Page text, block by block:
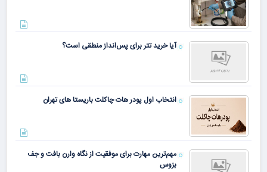
آیا خرید تتر برای پس‌انداز منطقی است؟
انتخاب اول پودر هات چاکلت باریستا های تهران
مهم‌ترین مهارت برای موفقیت از نگاه وارن بافت و جف
بزوس